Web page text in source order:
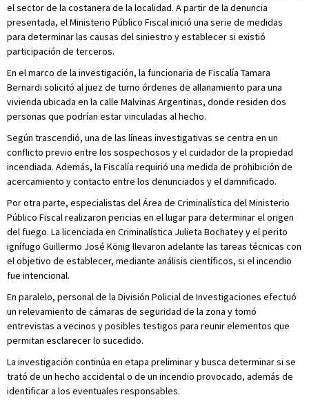
el sector de la costanera de la localidad. A partir de la denuncia
presentada, el Ministerio Público Fiscal inició una serie de medidas
para determinar las causas del siniestro y establecer si existió
participación de terceros.
En el marco de la investigación, la funcionaria de Fiscalía Tamara
Bernardi solicitó al juez de turno órdenes de allanamiento para una
vivienda ubicada en la calle Malvinas Argentinas, donde residen dos
personas que podrían estar vinculadas al hecho.
Según trascendió, una de las líneas investigativas se centra en un
conflicto previo entre los sospechosos y el cuidador de la propiedad
incendiada. Además, la Fiscalía requirió una medida de prohibición de
acercamiento y contacto entre los denunciados y el damnificado.
Por otra parte, especialistas del Área de Criminalística del Ministerio
Público Fiscal realizaron pericias en el lugar para determinar el origen
del fuego. La licenciada en Criminalística Julieta Bochatey y el perito
ignífugo Guillermo José König llevaron adelante las tareas técnicas con
el objetivo de establecer, mediante análisis científicos, si el incendio
fue intencional.
En paralelo, personal de la División Policial de Investigaciones efectuó
un relevamiento de cámaras de seguridad de la zona y tomó
entrevistas a vecinos y posibles testigos para reunir elementos que
permitan esclarecer lo sucedido.
La investigación continúa en etapa preliminar y busca determinar si se
trató de un hecho accidental o de un incendio provocado, además de
identificar a los eventuales responsables.